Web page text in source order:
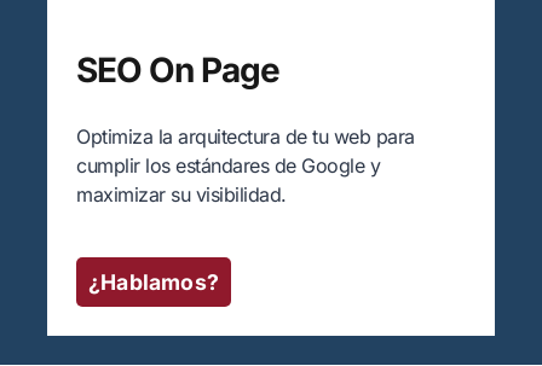
SEO On Page
Optimiza la arquitectura de tu web para
cumplir los estándares de Google y
maximizar su visibilidad.
¿Hablamos?